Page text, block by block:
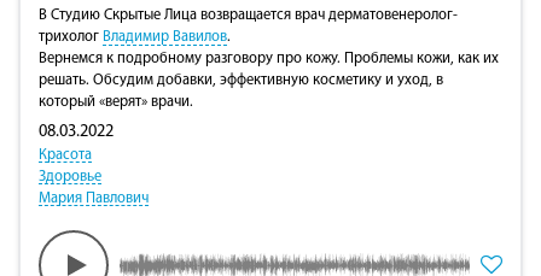
В Студию Скрытые Лица возвращается врач дерматовенеролог-
трихолог Владимир Вавилов.
Вернемся к подробному разговору про кожу. Проблемы кожи, как их
решать. Обсудим добавки, эффективную косметику и уход, в
который «верят» врачи.
08.03.2022
Красота
Здоровье
Мария Павлович